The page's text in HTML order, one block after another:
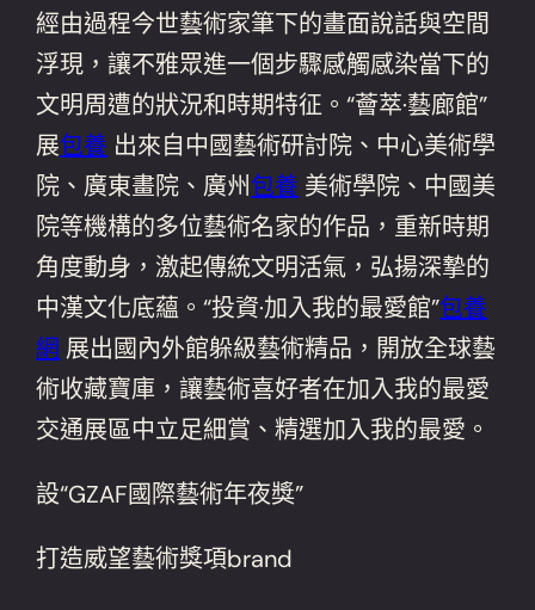
經由過程今世藝術家筆下的畫面說話與空間
浮現，讓不雅眾進一個步驟感觸感染當下的
文明周遭的狀況和時期特征。“薈萃·藝廊館”
展包養 出來自中國藝術研討院、中心美術學
院、廣東畫院、廣州包養 美術學院、中國美
院等機構的多位藝術名家的作品，重新時期
角度動身，激起傳統文明活氣，弘揚深摯的
中漢文化底蘊。“投資·加入我的最愛館”包養
網 展出國內外館躲級藝術精品，開放全球藝
術收藏寶庫，讓藝術喜好者在加入我的最愛
交通展區中立足細賞、精選加入我的最愛。
設“GZAF國際藝術年夜獎”
打造威望藝術獎項brand